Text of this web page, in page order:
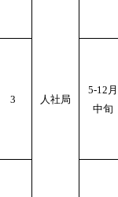
人社局
3
5-12月
中旬